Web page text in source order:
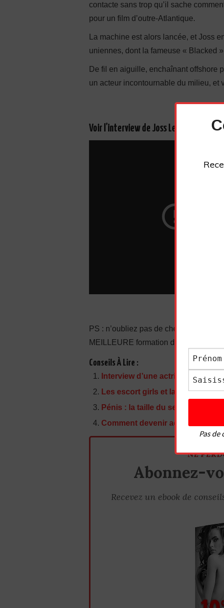
contacte sans trop qu’il sache
pour un film d’outre-Atlantique.
La machine est alors lancée, et Joss
uniennes, dont la fameuse « Blacked
De fil en aiguille, enchaînant offshore
un acteur incontournable du milieu, et
Voir l’interview de Joss Lescaf
PS : n’oubliez pas de checker le
MEILLEURE formation de sexualité !
Conseils À Lire :
Interview d’une actrice X : Emma
Les escort girls et la prostitution
Pénis : la taille du sexe, ça
Comment devenir acteur X ?
NE
Abonnez-
Recevez un ebook de
Pas